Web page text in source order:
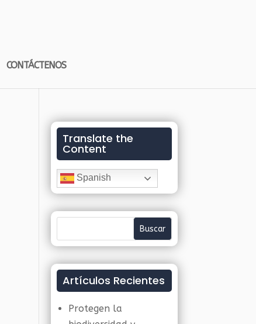
CONTÁCTENOS
Translate the
Content
Spanish
Artículos Recientes
Protegen la